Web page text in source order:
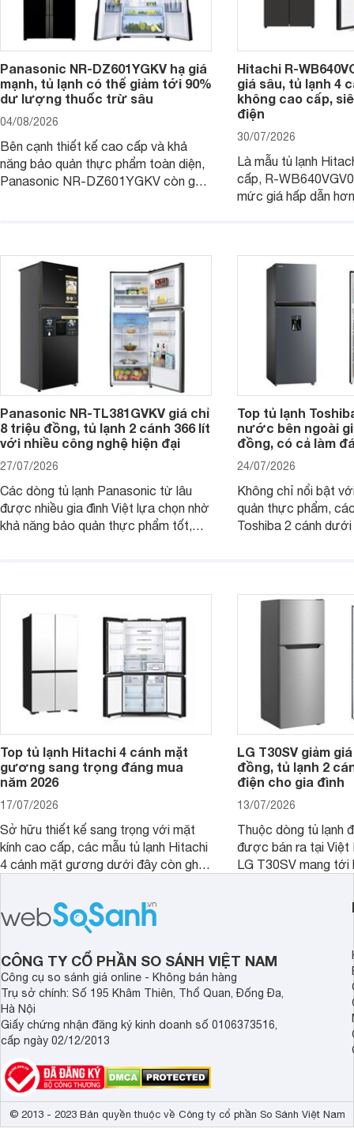
Panasonic NR-DZ601YGKV hạ giá
mạnh, tủ lạnh có thể giảm tới 90%
dư lượng thuốc trừ sâu
04/08/2026
Bên cạnh thiết kế cao cấp và khả
năng bảo quản thực phẩm toàn diện,
Panasonic NR-DZ601YGKV còn gây
Hitachi R-
giá sâu, tủ lạnh 4
không cao cấp,
điện
30/07/2026
Là mẫu tủ lạnh
cấp, R-
mức giá hấp dẫn
nhiều công nghệ.
Panasonic NR-TL381GVKV giá chỉ
8 triệu đồng, tủ lạnh 2 cánh 366 lít
với nhiều công nghệ hiện đại
27/07/2026
Các dòng tủ lạnh Panasonic từ lâu
được nhiều gia đình Việt lựa chọn nhờ
khả năng bảo quản thực phẩm tốt,
phân khúc khiến không ít người dùng
phải cân nhắc. Trên thị trường hiện
Top tủ lạnh
nước bên ngoài
đồng, có cả làm
24/07/2026
Không chỉ nổi bật
quản thực phẩm,
Toshiba 2 cánh
Top tủ lạnh Hitachi 4 cánh mặt
gương sang trọng đáng mua
năm 2026
17/07/2026
Sở hữu thiết kế sang trọng với mặt
kính cao cấp, các mẫu tủ lạnh Hitachi
4 cánh mặt gương dưới đây còn ghi
công nghệ bảo quản hiện đại, đáp ứng
tốt nhu cầu lưu trữ thực phẩm của gia
LG T30SV giảm
đồng, tủ lạnh 2
điện cho gia đình
13/07/2026
Thuộc dòng tủ lạnh
được bán ra tại Việt
LG T30SV mang tới
mức giá bán dễ
nhiều khách hàng
CÔNG TY CỔ PHẦN SO SÁNH VIỆT NAM
Công cụ so sánh giá online - Không bán hàng
Trụ sở chính: Số 195 Khâm Thiên, Thổ Quan, Đống Đa,
Hà Nội
Giấy chứng nhận đăng ký kinh doanh số 0106373516,
cấp ngày 02/12/2013
© 2013 - 2023 Bản quyền thuộc về Công ty cổ phần So Sánh Việt Nam